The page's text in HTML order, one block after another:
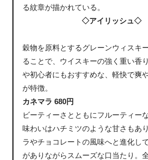
る紋章が描かれている。
◇アイリッシュ◇
穀物を原料とするグレーンウィスキ
ることで、ウイスキーの強く重い香
や初心者にもおすすめな、軽快で爽
が特徴。
カネマラ 680円
ビーティーさとともにフルーティー
味わいはハチミツのような甘さもあ
ラやチョコレートの風味へと進化し
がありながらスムーズな口当たり。